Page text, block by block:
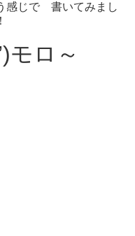
感じで 書いてみまし
モロ～